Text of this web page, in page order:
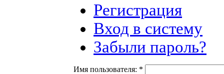
Регистрация
Вход в систему
Забыли пароль?
Имя пользователя: *